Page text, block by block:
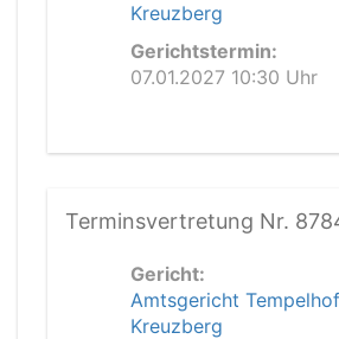
Kreuzberg
Gerichtstermin:
07.01.2027 10:30 Uhr
Terminsvertretung Nr.
Gericht:
Amtsgericht
Kreuzberg